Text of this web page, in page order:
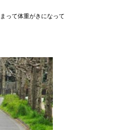
って体重がきになって